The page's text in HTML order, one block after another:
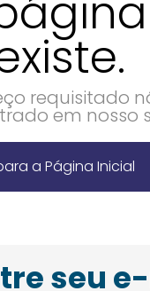
requisitado
em nosso
a Página Inicial
seu